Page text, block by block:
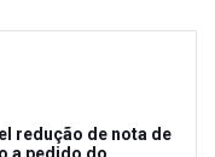
redução de nota de
a pedido do